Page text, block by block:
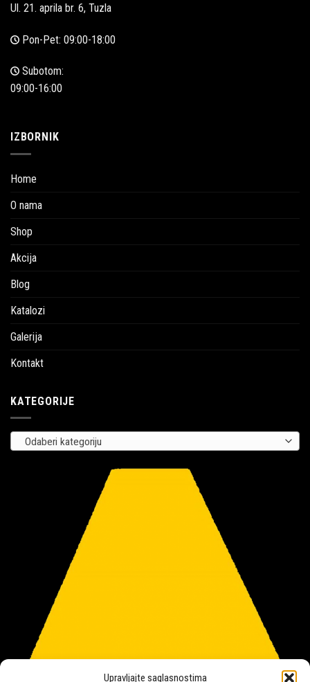
Upravljajte saglasnostima
Ul. 21. aprila br. 6, Tuzla
Pon-Pet: 09:00-18:00
Subotom:
09:00-16:00
IZBORNIK
Home
O nama
Shop
Akcija
Blog
Katalozi
Galerija
Kontakt
KATEGORIJE
Odaberi kategoriju